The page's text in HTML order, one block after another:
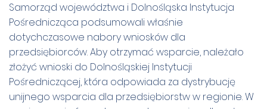
Samorząd województwa i Dolnośląska Instytucja
Pośrednicząca podsumowali właśnie
dotychczasowe nabory wniosków dla
przedsiębiorców. Aby otrzymać wsparcie, należało
złożyć wnioski do Dolnośląskiej Instytucji
Pośredniczącej, która odpowiada za dystrybucję
unijnego wsparcia dla przedsiębiorstw w regionie. W